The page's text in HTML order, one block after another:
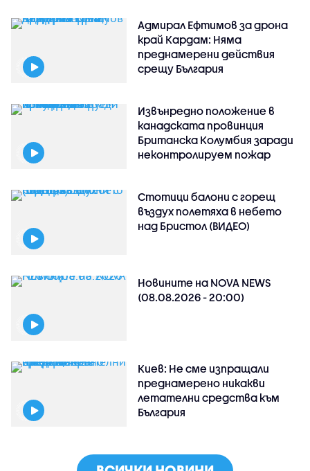
Адмирал Ефтимов за дрона
край Кардам: Няма
преднамерени действия
срещу България
Извънредно положение в
канадската провинция
Британска Колумбия заради
неконтролируем пожар
Стотици балони с горещ
въздух полетяха в небето
над Бристол (ВИДЕО)
Новините на NOVA NEWS
(08.08.2026 - 20:00)
Киев: Не сме изпращали
преднамерено никакви
летателни средства към
България